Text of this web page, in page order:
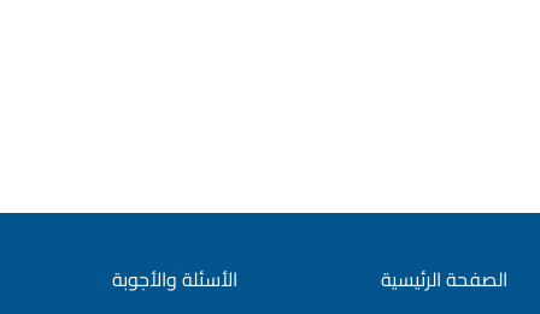
الصفحة الرئيسية
الأسئلة والأجوبة